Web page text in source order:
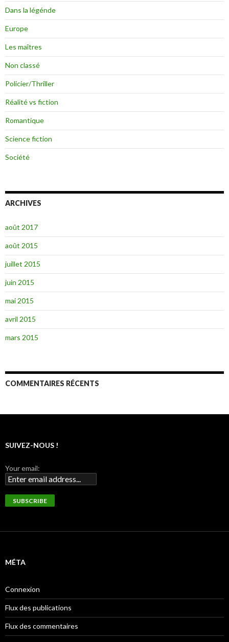
Dans la légénde
Europe
Les maîtres
Non classé
Policier/Thriller
Réalité vs fiction
Romantique
Science fiction
Société
ARCHIVES
août 2017
août 2015
juillet 2015
juin 2015
mai 2015
avril 2015
mars 2015
COMMENTAIRES RÉCENTS
SUIVEZ-NOUS !
Your email:
MÉTA
Connexion
Flux des publications
Flux des commentaires